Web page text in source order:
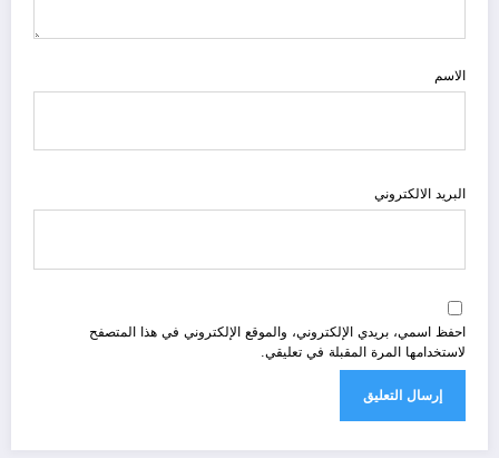
الاسم
البريد الالكتروني
احفظ اسمي، بريدي الإلكتروني، والموقع الإلكتروني في هذا المتصفح
لاستخدامها المرة المقبلة في تعليقي.